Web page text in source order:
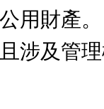
用財產。
涉及管